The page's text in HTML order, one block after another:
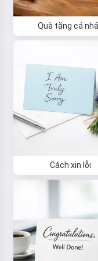
Quà tặng cá
Cách xin lỗi